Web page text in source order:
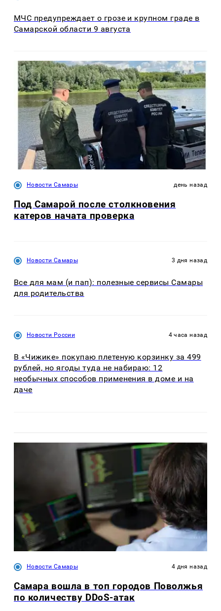
МЧС предупреждает о грозе и крупном граде в
Самарской области 9 августа
Новости Самары день назад
Под Самарой после столкновения
катеров начата проверка
Новости Самары 3 дня назад
Все для мам (и пап): полезные сервисы Самары
для родительства
Новости России 4 часа назад
В «Чижике» покупаю плетеную корзинку за 499
рублей, но ягоды туда не набираю: 12
необычных способов применения в доме и на
даче
Новости Самары 4 дня назад
Самара вошла в топ городов Поволжья
по количеству DDoS-атак